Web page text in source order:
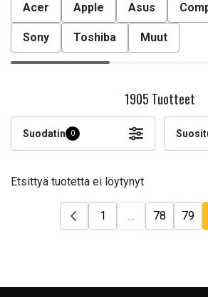
Acer Apple Asus
Sony Toshiba Muut
1905 Tuotteet
Suodatin 0
Etsittyä tuotetta ei löytynyt
1 … 78 79